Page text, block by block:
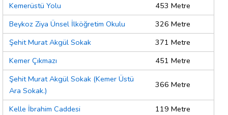
Kemerüstü Yolu
453 Metre
Beykoz Ziya Ünsel İlköğretim Okulu
326 Metre
Şehit Murat Akgül Sokak
371 Metre
Kemer Çıkmazı
451 Metre
Şehit Murat Akgül Sokak (Kemer Üstü
Ara Sokak.)
366 Metre
Kelle İbrahim Caddesi 119 Metre